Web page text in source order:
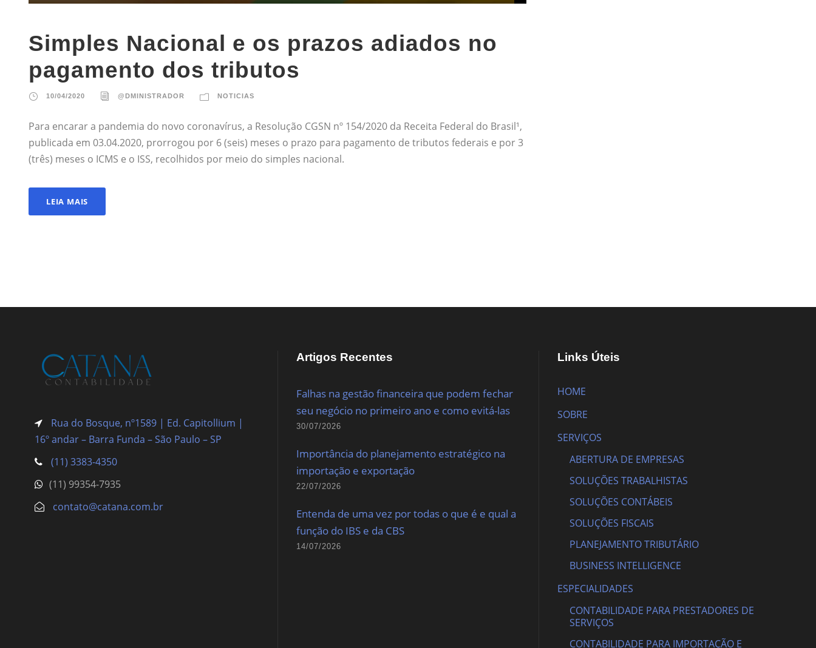
Simples Nacional e os prazos adiados no
pagamento dos tributos
10/04/2020 @DMINISTRADOR NOTICIAS
Para encarar a pandemia do novo coronavírus, a Resolução CGSN nº 154/2020 da Receita Federal do Brasil¹,
publicada em 03.04.2020, prorrogou por 6 (seis) meses o prazo para pagamento de tributos federais e por 3
(três) meses o ICMS e o ISS, recolhidos por meio do simples nacional.
LEIA MAIS
Rua do Bosque, nº1589 | Ed. Capitollium |
16º andar – Barra Funda – São Paulo – SP
(11) 3383-4350
(11) 99354-7935
contato@catana.com.br
Artigos Recentes
Falhas na gestão financeira que podem fechar
seu negócio no primeiro ano e como evitá-las
30/07/2026
Importância do planejamento estratégico na
importação e exportação
22/07/2026
Entenda de uma vez por todas o que é e qual a
função do IBS e da CBS
14/07/2026
Links Úteis
HOME
SOBRE
SERVIÇOS
ABERTURA DE EMPRESAS
SOLUÇÕES TRABALHISTAS
SOLUÇÕES CONTÁBEIS
SOLUÇÕES FISCAIS
PLANEJAMENTO TRIBUTÁRIO
BUSINESS INTELLIGENCE
ESPECIALIDADES
CONTABILIDADE PARA PRESTADORES DE
SERVIÇOS
CONTABILIDADE PARA IMPORTAÇÃO E